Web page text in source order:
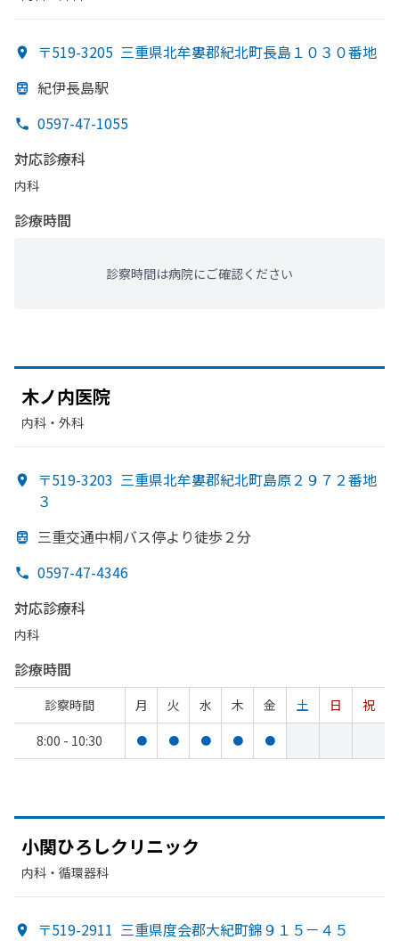
〒519-3205 三重県北牟婁郡紀北町長島１０３０番地
紀伊長島駅
0597-47-1055
対応診療科
内科
診療時間
診察時間は病院にご確認ください
木ノ内医院
内科・​外科
〒519-3203 三重県北牟婁郡紀北町島原２９７２番地
３
三重交通中桐バス停より徒歩２分
0597-47-4346
対応診療科
内科
診療時間
診察時間 月 火 水 木 金 土 日
祝
8:00 - 10:30
● ● ● ● ●
小関ひろしクリニック
内科・​循環器科
〒519-2911 三重県度会郡大紀町錦９１５－４５